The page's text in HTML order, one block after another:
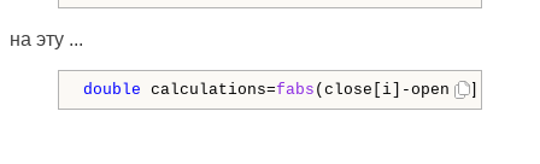
на эту ...
double calculations=fabs (close[i]-open[i]);